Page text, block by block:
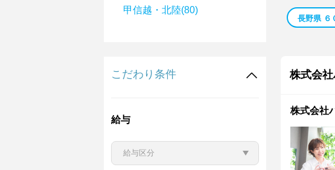
甲信越・北陸(80)
こだわり条件
給与
長野県 ６
株式会
株式会社